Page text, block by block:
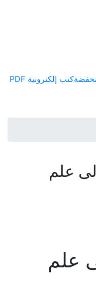
كتب إلكترونية PDF
علم
علم